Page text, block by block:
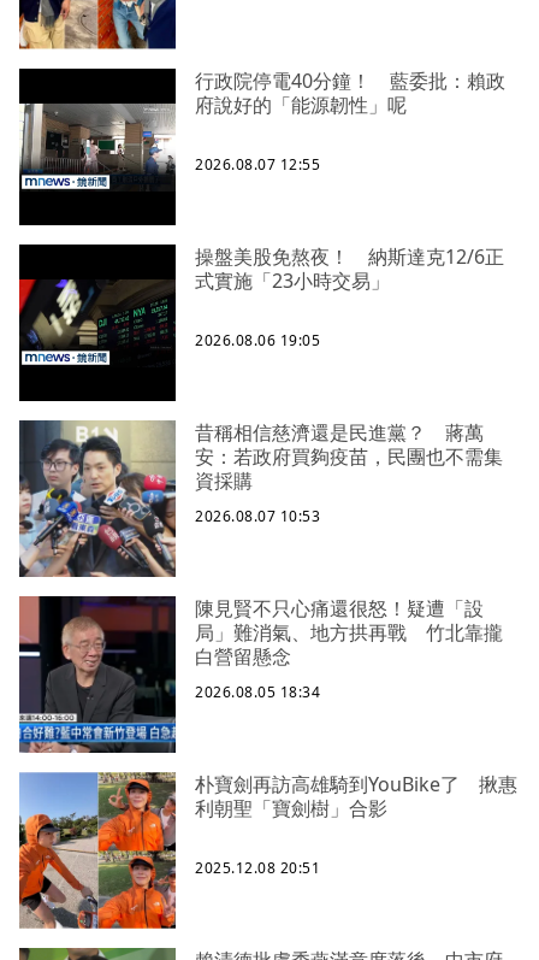
行政院停電40分鐘！ 藍委批：賴政
府說好的「能源韌性」呢
2026.08.07 12:55
操盤美股免熬夜！ 納斯達克12/6正
式實施「23小時交易」
2026.08.06 19:05
昔稱相信慈濟還是民進黨？ 蔣萬
安：若政府買夠疫苗，民團也不需集
資採購
2026.08.07 10:53
陳見賢不只心痛還很怒！疑遭「設
局」難消氣、地方拱再戰 竹北靠攏
白營留懸念
2026.08.05 18:34
朴寶劍再訪高雄騎到YouBike了 揪惠
利朝聖「寶劍樹」合影
2025.12.08 20:51